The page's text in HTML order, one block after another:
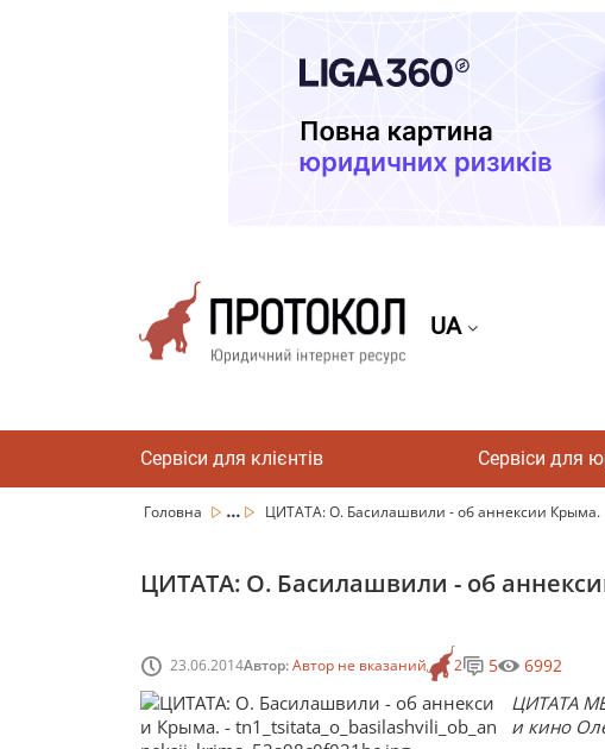
UA
Сервіси для клієнтів Сервіси для
Головна ... ЦИТАТА: О. Басилашвили - об аннексии Крыма.
ЦИТАТА: О. Басилашвили - об
23.06.2014Автор:Автор не вказаний 2 5 6992
ЦИТАТА
и кино